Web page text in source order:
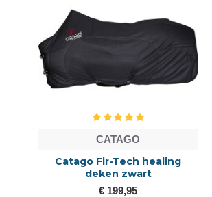
CATAGO
Catago Fir-Tech healing
deken zwart
€ 199,95